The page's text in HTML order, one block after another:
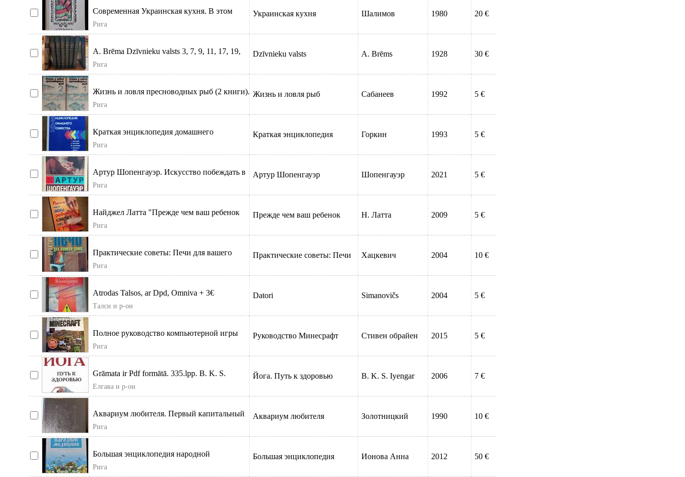
Современная Украинская кухня. В этом
издании публикуются рецепты и технология
изго
Рига
Украинская кухня Шалимов 1980 20 €
A. Brēma Dzīvnieku valsts 3, 7, 9, 11, 17, 19,
23 un 27 sējums. Dažāda nolietojuma p
Рига
Dzīvnieku valsts A. Brēms 1928 30 €
Жизнь и ловля пресноводных рыб (2 книги).
Эта книга вот уже более 100 лет по праву
Рига
Жизнь и ловля рыб Сабанеев 1992 5 €
Краткая энциклопедия домашнего
хозяйства. Книга освещает вопросы
организации быта
Рига
Краткая энциклопедия Горкин 1993 5 €
Артур Шопенгауэр. Искусство побеждать в
спорах; Мысли.
Рига
Артур Шопенгауэр Шопенгауэр 2021 5 €
Найджел Латта "Прежде чем ваш ребенок
сведет вас с ума". В отл. сост, без дефектов.
Рига
Прежде чем ваш ребенок Н. Латта 2009 5 €
Практические советы: Печи для вашего
дома. Бесплатная доставка по Риге.
Рига
Практические советы: Печи Хацкевич 2004 10 €
Atrodas Talsos, ar Dpd, Omniva + 3€
Талси и р-он
Datori Simanovičs 2004 5 €
Полное руководство компьютерной игры
Минесрафт
Рига
Руководство Минесрафт Стивен обрайен 2015 5 €
Grāmata ir Pdf formātā. 335.lpp. B. K. S.
Iyengar jogas grāmata krievu valodā -izc
Елгава и р-он
Йога. Путь к здоровью B. K. S. Iyengar 2006 7 €
Аквариум любителя. Первый капитальный
труд по аквариумистике России. Написан
пионеро
Рига
Аквариум любителя Золотницкий 1990 10 €
Большая энциклопедия народной
медицины. Новейшее универсальное
энциклопедическое и
Рига
Большая энциклопедия Ионова Анна 2012 50 €